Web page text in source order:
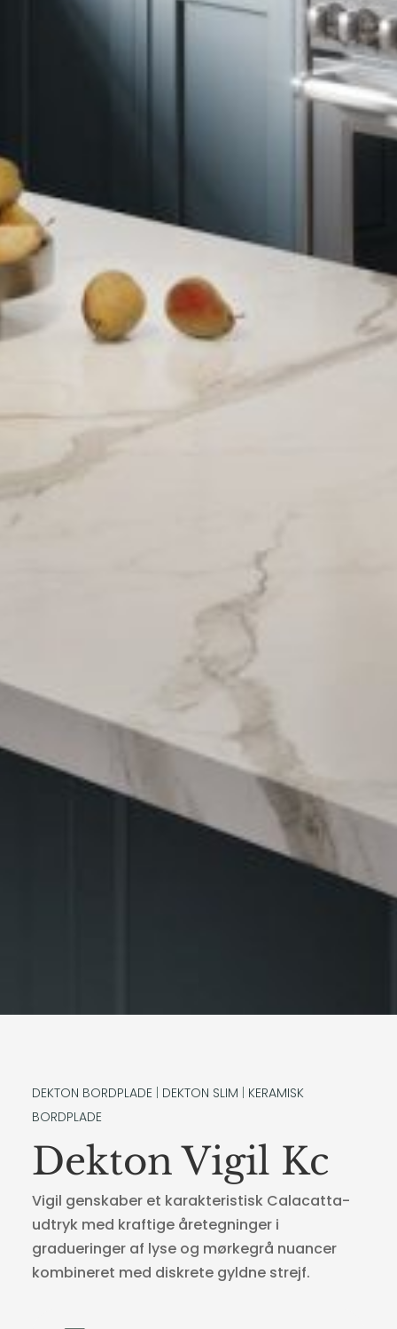
DEKTON BORDPLADE| DEKTON SLIM
KERAMISK
BORDPLADE
Dekton Vigil Kc
Vigil genskaber et karakteristisk Calacatta-
udtryk med kraftige åretegninger i
gradueringer af lyse og mørkegrå nuancer
kombineret med diskrete gyldne strejf.